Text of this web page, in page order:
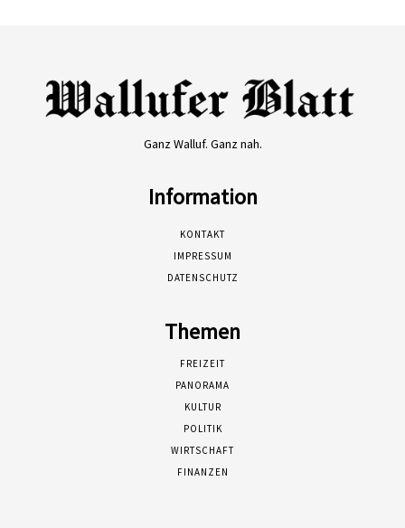
Ganz Walluf. Ganz nah.
Information
KONTAKT
IMPRESSUM
DATENSCHUTZ
Themen
FREIZEIT
PANORAMA
KULTUR
POLITIK
WIRTSCHAFT
FINANZEN